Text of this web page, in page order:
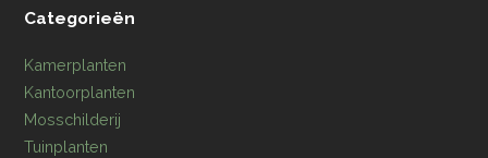
Categorieën
Kamerplanten
Kantoorplanten
Mosschilderij
Tuinplanten